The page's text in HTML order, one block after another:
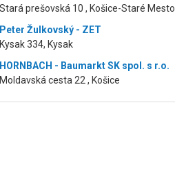
Stará prešovská 10 , Košice-Staré Mesto
Peter Žulkovský - ZET
Kysak 334, Kysak
HORNBACH - Baumarkt SK spol. s r.o.
Moldavská cesta 22 , Košice